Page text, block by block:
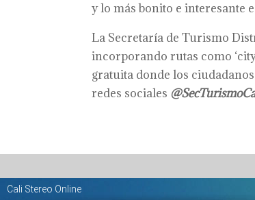
y lo más bonito e interesante
La Secretaría de Turismo
incorporando rutas como ‘city
gratuita donde los
redes sociales